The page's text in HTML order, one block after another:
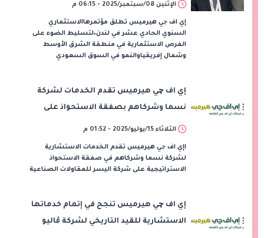
الإثنين 08/سبتمبر/2025 - 06:15 م
إي اف چي هيرميس تطلق مؤتمرهاالاستثماري
السنوي الحادي عشر في لندن،لتسليط الضوء على
الفرص الاستثمارية في منطقة الشرق الأوسط
وشمال إفريقياوالنمو في السوق السعودي
إي اف چي هيرميس تقدم الخدمات لشركة
نسما وشركاهم بصفقة الاستحواذ على
اليسر للمقاولات
الثلاثاء 15/يوليو/2025 - 01:52 م
اإي اف چي هيرميس تقدم الخدمات الاستشارية
لشركة نسما وشركاهم في صفقة الاستحواذ
الاستراتيجية على شركة اليسر للمقاولات الصناعية
إي اف چي هيرميس تنجح في إتمام خدماتها
الاستشارية للقيد التاريخي لشركة ڤاليو